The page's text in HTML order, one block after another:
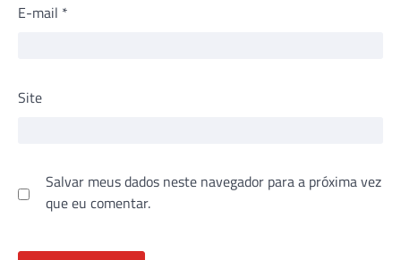
E-mail *
Site
Salvar meus dados neste navegador para a próxima vez
que eu comentar.